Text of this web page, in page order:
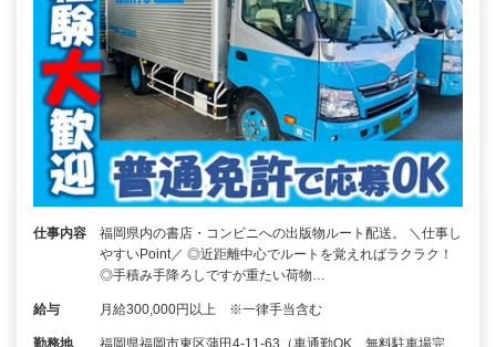
仕事内容
福岡県内の書店・コンビニへの出版物ルート配送。 ＼仕事し
やすいPoint／ ◎近距離中心でルートを覚えればラクラク！
◎手積み手降ろしですが重たい荷物…
給与 月給300,000円以上 ※一律手当含む